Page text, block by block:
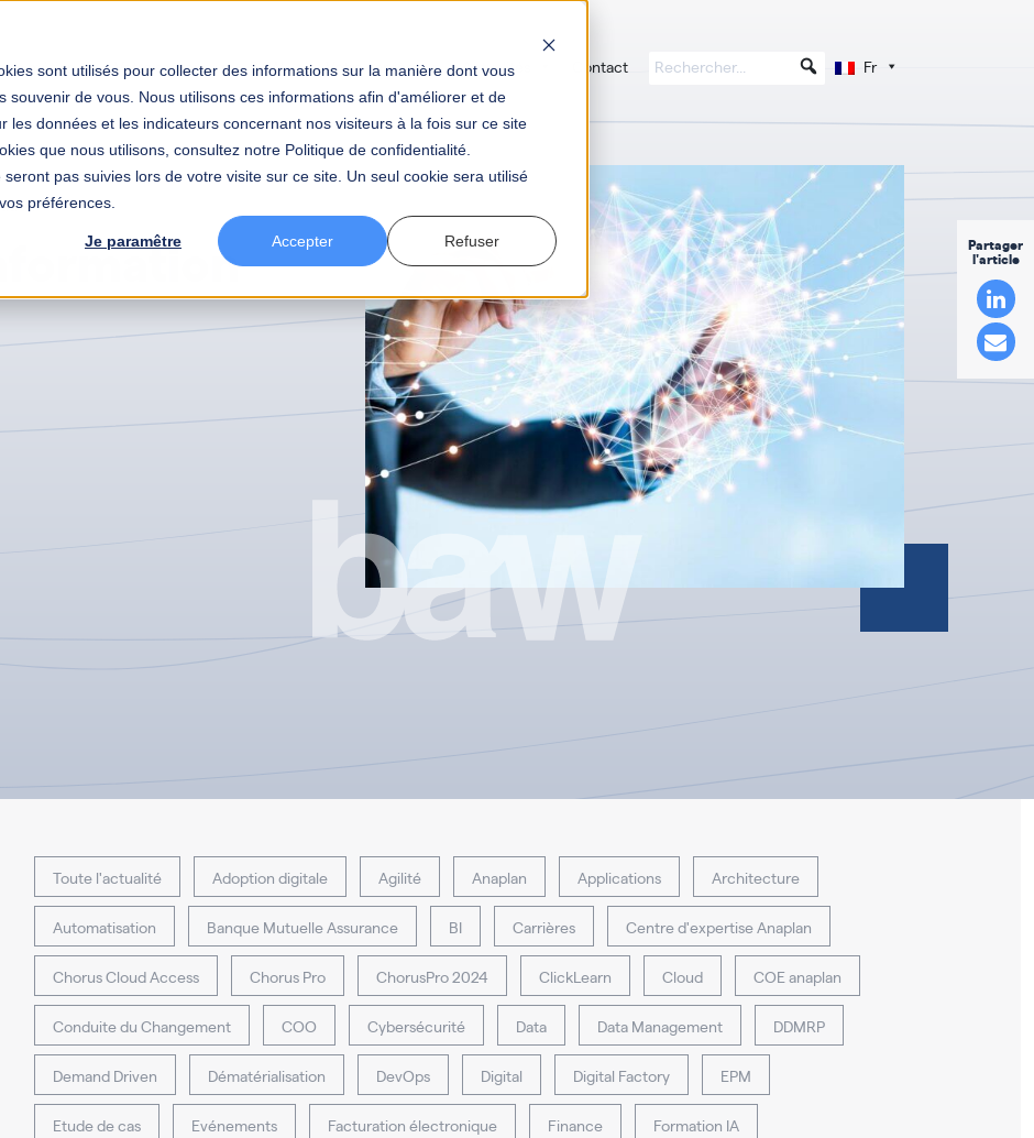
sont utilisés pour collecter des informations sur la manière dont vous
de vous. Nous utilisons ces informations afin d'améliorer et de
données et les indicateurs concernant nos visiteurs à la fois sur ce site
que nous utilisons, consultez notre Politique de confidentialité.
pas suivies lors de votre visite sur ce site. Un seul cookie sera utilisé
préférences.
Je paramêtre Accepter Refuser
métier Votre secteur BAW Votre carrière Actualités Contact Fr
Toute l'actualité Adoption digitale Agilité Anaplan Applications Architecture
Automatisation Banque Mutuelle Assurance BI Carrières Centre d'expertise Anaplan
Chorus Cloud Access Chorus Pro ChorusPro 2024 ClickLearn Cloud COE anaplan
Conduite du Changement COO Cybersécu­rité Data Data Management DDMRP
Demand Driven Dématérialisation DevOps Digital Digital Factory EPM
Etude de cas Evénements Facturation électronique Finance Formation IA
Partager
l'article